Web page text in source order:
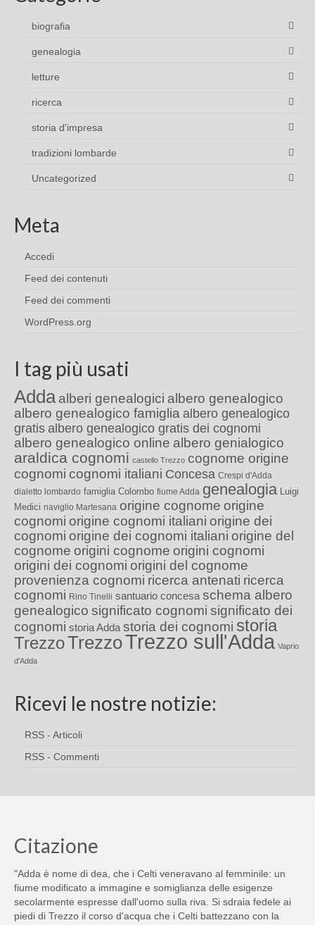
biografia
genealogia
letture
ricerca
storia d'impresa
tradizioni lombarde
Uncategorized
Meta
Accedi
Feed dei contenuti
Feed dei commenti
WordPress.org
I tag più usati
Adda alberi genealogici albero genealogico
albero genealogico famiglia albero genealogico
gratis albero genealogico gratis dei cognomi
albero genealogico online albero genialogico
araldica cognomi castello Trezzo cognome origine
cognomi cognomi italiani Concesa Crespi d'Adda
dialetto lombardo famiglia Colombo fiume Adda genealogia Luigi
Medici naviglio Martesana origine cognome origine
cognomi origine cognomi italiani origine dei
cognomi origine dei cognomi italiani origine del
cognome origini cognome origini cognomi
origini dei cognomi origini del cognome
provenienza cognomi ricerca antenati ricerca
cognomi Rino Tinelli santuario concesa schema albero
genealogico significato cognomi significato dei
cognomi storia Adda storia dei cognomi storia
TrezzoTrezzoTrezzo sull'Adda Vaprio
d'Adda
Ricevi le nostre notizie:
RSS - Articoli
RSS - Commenti
Citazione
"Adda è nome di dea, che i Celti veneravano al femminile: un
fiume modificato a immagine e somiglianza delle esigenze
secolarmente espresse dall'uomo sulla riva. Si sdraia fedele ai
piedi di Trezzo il corso d'acqua che i Celti battezzano con la